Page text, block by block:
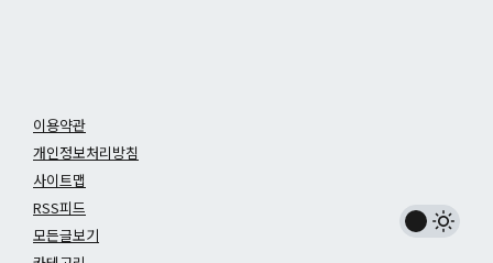
이용약관
개인정보처리방침
사이트맵
RSS피드
모든글보기